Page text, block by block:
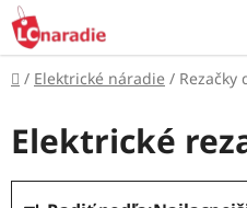
Prejsť
na
obsah
Domov
/ Elektrické náradie / Rezačky
Elektrické
R